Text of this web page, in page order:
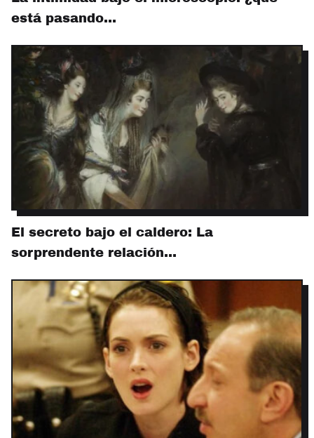
está pasando…
El secreto bajo el caldero: La
sorprendente relación…